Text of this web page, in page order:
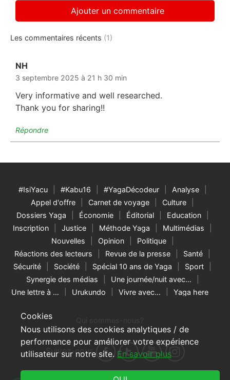
Cookies
Nous utilisons des cookies analytiques / de
performance pour améliorer votre expérience
utilisateur sur notre site. En savoir plus
Les commentaires récents (1)
NH
3 septembre 2025 à 21 h 30 min
Very informative and well researched.
Thank you for sharing!!
Répondre
#IsiYacu #Kabu16 #YagaDécodeur
Analyse
Appel d'offre
Carnet de voyage
Culture
Dossiers Yaga
Économie Éditorial
Education
Inscription
Justice Méthode Yaga
Multimédias
Nouvelles
Opinion
Politique
Réactions des lecteurs
Revue de la presse
Santé
Sécurité
Société Spécial 10 ans de Yaga
Sport
Synergie des médias
Une journée/nuit avec…
Une lettre à …
Urukundo Vivre avec… Yaga here
Suivez-nous